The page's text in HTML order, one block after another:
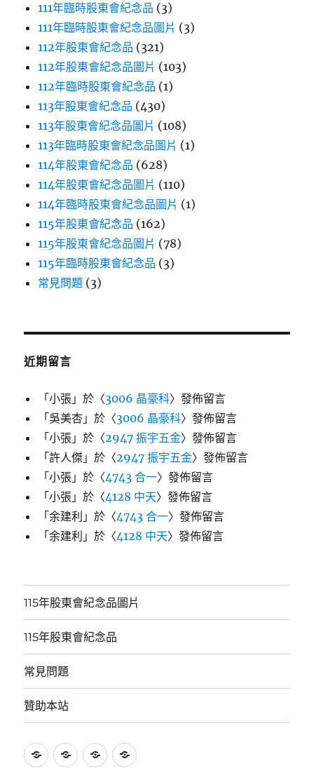
111年臨時股東會紀念品 (3)
111年臨時股東會紀念品圖片 (3)
112年股東會紀念品 (321)
112年股東會紀念品圖片 (103)
112年臨時股東會紀念品 (1)
113年股東會紀念品 (430)
113年股東會紀念品圖片 (108)
113年臨時股東會紀念品圖片 (1)
114年股東會紀念品 (628)
114年股東會紀念品圖片 (110)
114年臨時股東會紀念品圖片 (1)
115年股東會紀念品 (162)
115年股東會紀念品圖片 (78)
115年臨時股東會紀念品 (3)
常見問題 (3)
近期留言
「小張 」於〈3006 晶豪科〉發佈留言
「吳美杏 」於〈3006 晶豪科〉發佈留言
「小張 」於〈2947 振宇五金〉發佈留言
「許人傑 」於〈2947 振宇五金〉發佈留言
「小張 」於〈4743 合一〉發佈留言
「小張 」於〈4128 中天〉發佈留言
「余建利 」於〈4743 合一〉發佈留言
「余建利 」於〈4128 中天〉發佈留言
115年股東會紀念品圖片
115年股東會紀念品
常見問題
贊助本站
115
115
常
贊